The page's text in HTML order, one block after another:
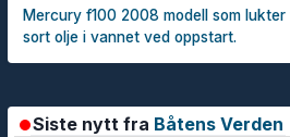
Mercury f100 2008 modell som
sort olje i vannet ved oppstart.
Siste nytt fra Båtens Verden